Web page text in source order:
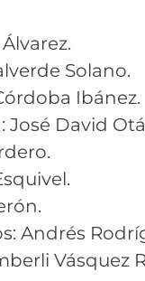
Solano.
Ibánez.
David
Andrés
Vásquez